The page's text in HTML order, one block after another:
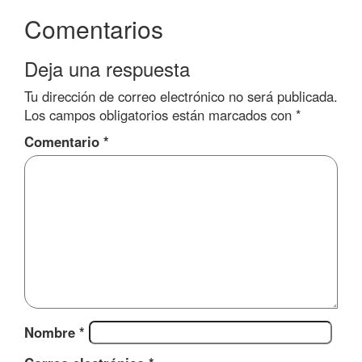
Comentarios
Deja una respuesta
Tu dirección de correo electrónico no será publicada.
Los campos obligatorios están marcados con *
Comentario *
Nombre *